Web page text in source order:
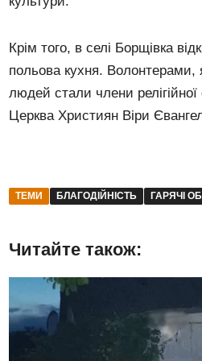
Крім того, в селі Борщівка
польова кухня. Волонтерами,
людей стали члени релігійної
Церква Християн Віри
ТЕМИ БЛАГОДІЙНІСТЬ ГАРЯЧІ
Читайте також: